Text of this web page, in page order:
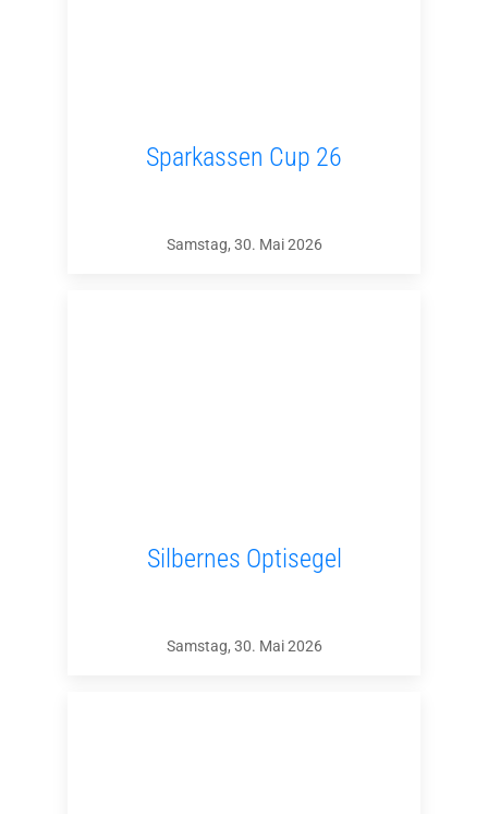
Sparkassen Cup 26
Samstag, 30. Mai 2026
Silbernes Optisegel
Samstag, 30. Mai 2026